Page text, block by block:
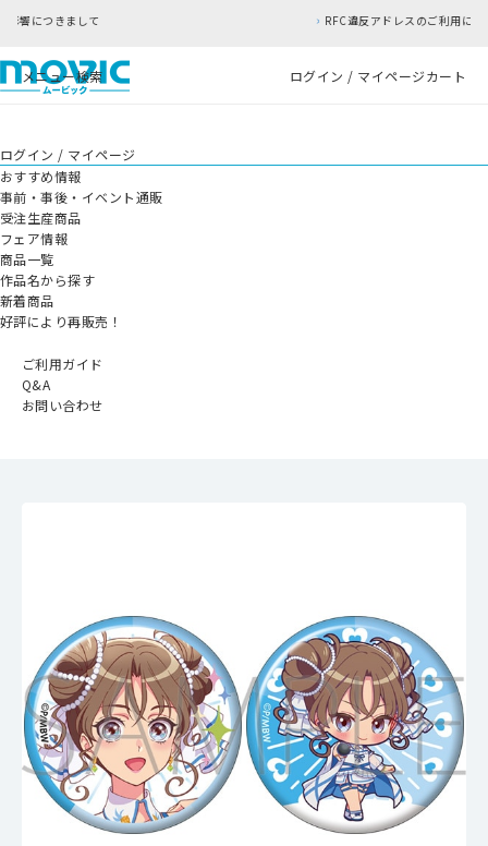
RFC違反アドレスのご利用について
メニュー検索 ログイン / マイページカート
ログイン / マイページ
おすすめ情報
事前・事後・イベント通販
受注生産商品
フェア情報
商品一覧
作品名から探す
新着商品
好評により再販売！
ご利用ガイド
Q&A
お問い合わせ